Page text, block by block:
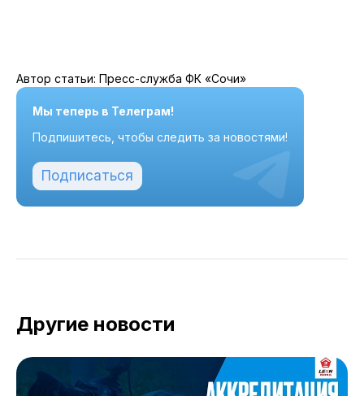
Автор статьи: Пресс-служба ФК «Сочи»
Мы теперь в Телеграм!
Подпишитесь, чтобы следить за новостями!
Подписаться
Другие новости